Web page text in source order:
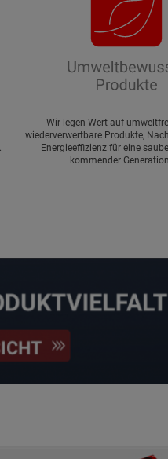
Wir legen Wert auf
wiederverwertbare Produkte,
Energieeffizienz für eine
kommender